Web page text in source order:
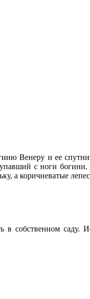
Венеру и ее
с ноги богини.
а коричневатые
собственном саду.